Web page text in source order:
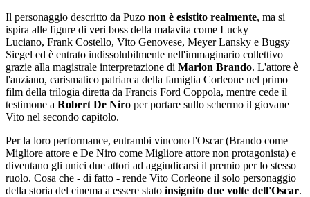
Il personaggio descritto da Puzo non è esistito realmente, ma si
ispira alle figure di veri boss della malavita come Lucky
Luciano, Frank Costello, Vito Genovese, Meyer Lansky e Bugsy
Siegel ed è entrato indissolubilmente nell'immaginario collettivo
grazie alla magistrale interpretazione di Marlon Brando. L'attore è
l'anziano, carismatico patriarca della famiglia Corleone nel primo
film della trilogia diretta da Francis Ford Coppola, mentre cede il
testimone a Robert De Niro per portare sullo schermo il giovane
Vito nel secondo capitolo.
Per la loro performance, entrambi vincono l'Oscar (Brando come
Migliore attore e De Niro come Migliore attore non protagonista) e
diventano gli unici due attori ad aggiudicarsi il premio per lo stesso
ruolo. Cosa che - di fatto - rende Vito Corleone il solo personaggio
della storia del cinema a essere stato insignito due volte dell'Oscar.